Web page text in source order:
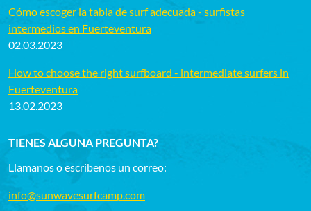
Cómo escoger la tabla de surf adecuada - surfistas
intermedios en Fuerteventura
02.03.2023
How to choose the right surfboard - intermediate surfers in
Fuerteventura
13.02.2023
TIENES ALGUNA PREGUNTA?
Llamanos o escribenos un correo:
info@sunwavesurfcamp.com